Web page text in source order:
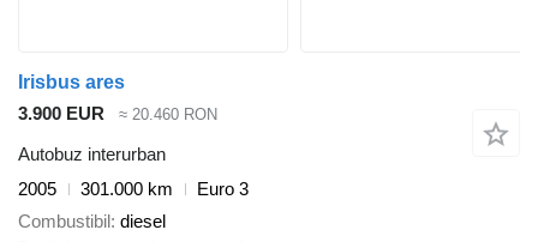
Irisbus ares
3.900 EUR
≈ 20.460 RON
Autobuz interurban
2005
301.000 km
Euro 3
Combustibil diesel